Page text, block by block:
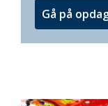
Gå på